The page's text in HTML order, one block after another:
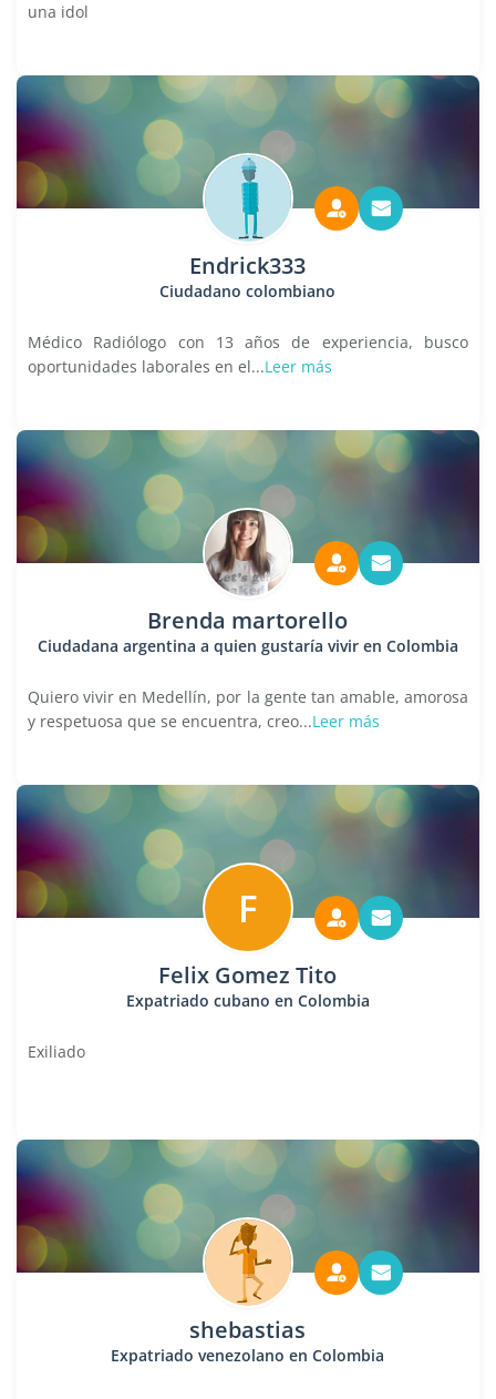
una idol
Endrick333
Ciudadano colombiano
Médico Radiólogo con 13 años de experiencia, busco
oportunidades laborales en el...Leer más
Brenda martorello
Ciudadana argentina a quien gustaría vivir en Colombia
Quiero vivir en Medellín, por la gente tan amable, amorosa
y respetuosa que se encuentra, creo...Leer más
F
Felix Gomez Tito
Expatriado cubano en Colombia
Exiliado
shebastias
Expatriado venezolano en Colombia